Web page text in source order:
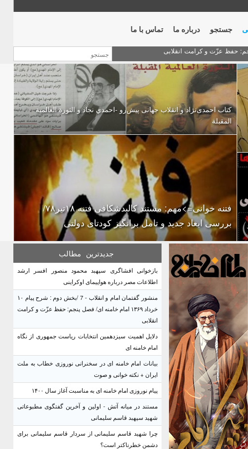
جستجو درباره ما تماس با ما
کتاب احمدی‌نژاد و انقلاب جهانی پيش‌رو -احمدي نجاد و الثورة العالمیة
المقبلة
فتنه خوانی=>مهم: مستند کالبدشکافی فتنه ۱۸تير۷۸/
بررسی ابعاد جدید و تامل برانگیز کودتای دولتی
جدیدترین مطالب
بازخوانی افشاگری سپهبد محمود منصور افسر ارشد
اطلاعات مصر درباره هواپیمای اوکراینی
منشور گفتمان امام و انقلاب - 7 /بخش دوم : شرح پیام ۱۰
خرداد ۱۳۶۹ امام خامنه ای/ فصل پنجم: حفظ عزّت و کرامت
انقلابی
دلایل اهمیت سیزدهمین انتخابات ریاست جمهوری از نگاه
امام خامنه ای
بیانات امام خامنه ای در سخنرانی نوروزی خطاب به ملت
ایران + نکته خوانی و صوت
پیام نوروزی امام خامنه ای به مناسبت آغاز سال ۱۴۰۰
مستند در میانه آتش - اولین و آخرین گفتگوی مطبوعاتی
شهید سپهبد قاسم سلیمانی
چرا شهید قاسم سلیمانی از سردار قاسم سلیمانی برای
دشمن خطرناکتر است؟